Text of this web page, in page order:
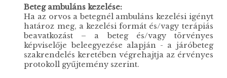
Beteg ambuláns kezelése:
Ha az orvos a betegnél ambuláns kezelési igényt
határoz meg, a kezelési formát és/vagy terápiás
beavatkozást – a beteg és/vagy törvényes
képviselője beleegyezése alapján - a járóbeteg
szakrendelés keretében végrehajtja az érvényes
protokoll gyűjtemény szerint.